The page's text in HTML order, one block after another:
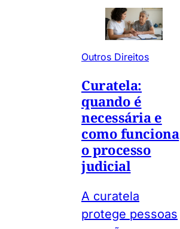
Outros Direitos
Curatela:
quando é
necessária e
como funciona
o processo
judicial
A curatela
protege pessoas